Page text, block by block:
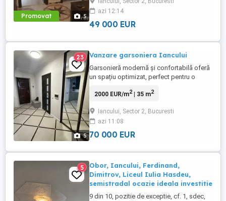
Promovat 5
supermarket. Blocul este foarte calduros,
fiind complet reabilitat termic si tehnic in
anul 2016. Dispune ...
azi 12:14
49 000 EUR
5
23 Vanzare garsoniera Iancului
Garsonieră modernă și confortabilă oferă
un spațiu optimizat, perfect pentru o
de aprtamente mari si familii (nu este in
linisit, in plus garsonira are doar 1 vecin
(peretele este izolat fonic atat la
garsoniera cat si ...
2000 EUR/m2| 35 m2
Iancului, Sector 2, Bucuresti
azi 11:08
70 000 EUR
5
Obor, Iancului, Ferdinand,
Dimitrov, Liceul Iulia Hasdeu,
semistradal ocazie ideala investitie
9 din 10, pozitie de exceptie, cf. 1, sdec,